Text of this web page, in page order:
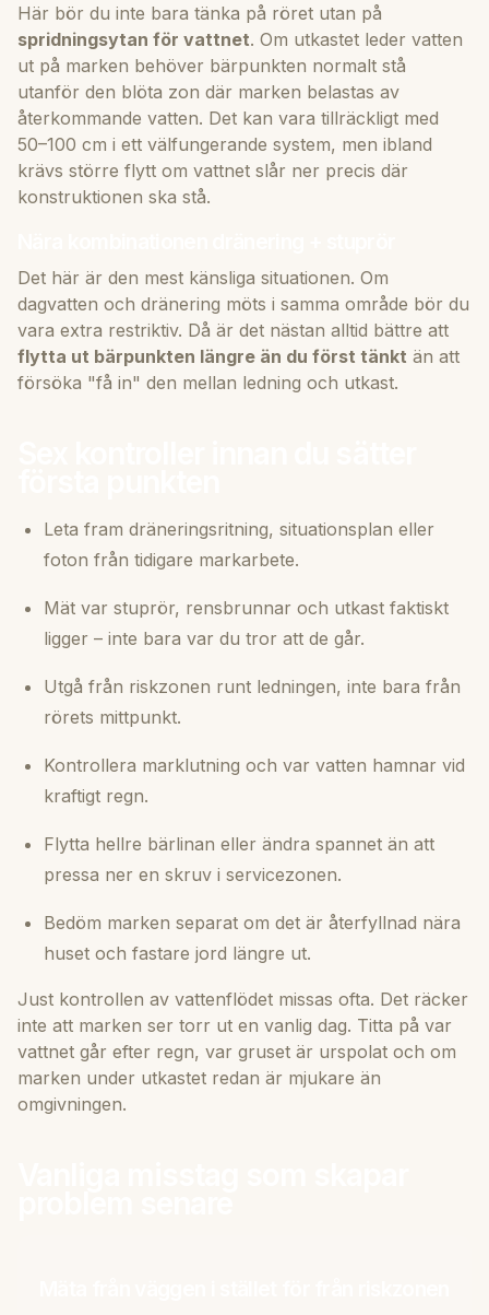
Här bör du inte bara tänka på röret utan på
spridningsytan för vattnet. Om utkastet leder vatten
ut på marken behöver bärpunkten normalt stå
utanför den blöta zon där marken belastas av
återkommande vatten. Det kan vara tillräckligt med
50–100 cm i ett välfungerande system, men ibland
krävs större flytt om vattnet slår ner precis där
konstruktionen ska stå.
Det här är den mest känsliga situationen. Om
dagvatten och dränering möts i samma område bör du
vara extra restriktiv. Då är det nästan alltid bättre att
flytta ut bärpunkten längre än du först tänkt än att
försöka "få in" den mellan ledning och utkast.
Leta fram dräneringsritning, situationsplan eller
foton från tidigare markarbete.
Mät var stuprör, rensbrunnar och utkast faktiskt
ligger – inte bara var du tror att de går.
Utgå från riskzonen runt ledningen, inte bara från
rörets mittpunkt.
Kontrollera marklutning och var vatten hamnar vid
kraftigt regn.
Flytta hellre bärlinan eller ändra spannet än att
pressa ner en skruv i servicezonen.
Bedöm marken separat om det är återfyllnad nära
huset och fastare jord längre ut.
Just kontrollen av vattenflödet missas ofta. Det räcker
inte att marken ser torr ut en vanlig dag. Titta på var
vattnet går efter regn, var gruset är urspolat och om
marken under utkastet redan är mjukare än
omgivningen.